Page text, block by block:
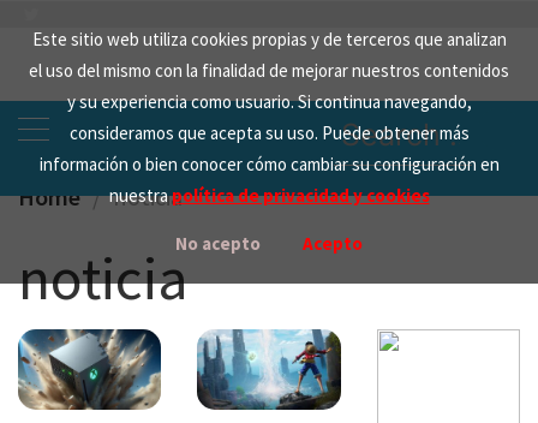
Este sitio web utiliza cookies propias y de terceros que analizan
el uso del mismo con la finalidad de mejorar nuestros contenidos
y su experiencia como usuario. Si continua navegando,
consideramos que acepta su uso. Puede obtener más
información o bien conocer cómo cambiar su configuración en
nuestrapolítica de privacidad y cookies
No acepto Acepto
content
Search
for:
Home noticia
noticia